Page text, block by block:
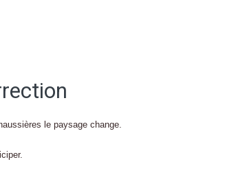
le paysage change.